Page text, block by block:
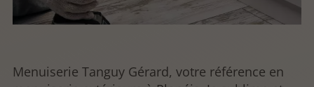
Menuiserie Tanguy Gérard, votre référence en